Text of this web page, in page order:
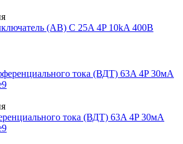
(АВ) C 25A 4P 10kA 400В
тока (ВДТ) 63A 4P 30мА